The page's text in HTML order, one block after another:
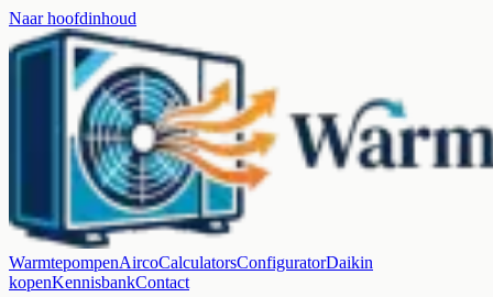
Naar hoofdinhoud
WarmtepompenAircoCalculatorsConfiguratorDaikin
kopenKennisbankContact